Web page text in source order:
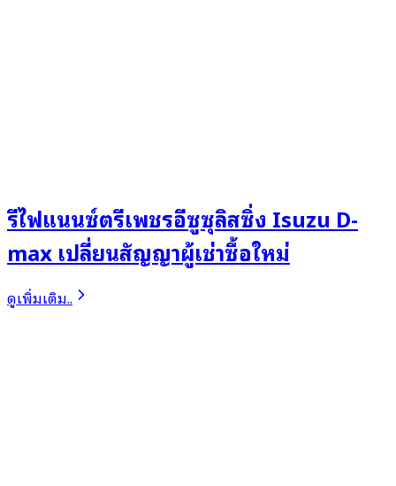
รีไฟแนนซ์ตรีเพชรอีซูซุลิสซิ่ง Isuzu D-
max เปลี่ยนสัญญาผู้เช่าซื้อใหม่
ดูเพิ่มเติม..